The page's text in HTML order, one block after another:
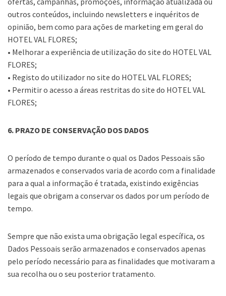
outros conteúdos, incluindo newsletters e inquéritos de
opinião, bem como para ações de marketing em geral do
HOTEL VAL FLORES;
• Melhorar a experiência de utilização do site do HOTEL VAL
FLORES;
• Registo do utilizador no site do HOTEL VAL FLORES;
• Permitir o acesso a áreas restritas do site do HOTEL VAL
FLORES;
6. PRAZO DE CONSERVAÇÃO DOS DADOS
O período de tempo durante o qual os Dados Pessoais são
armazenados e conservados varia de acordo com a finalidade
para a qual a informação é tratada, existindo exigências
legais que obrigam a conservar os dados por um período de
tempo.
Sempre que não exista uma obrigação legal específica, os
Dados Pessoais serão armazenados e conservados apenas
pelo período necessário para as finalidades que motivaram a
sua recolha ou o seu posterior tratamento.